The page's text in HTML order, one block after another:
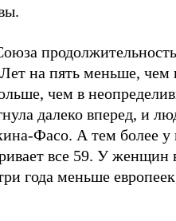
на пять меньше, чем
чем в
далеко вперед, и
Фасо. А тем более у
все 59. У женщин
года меньше